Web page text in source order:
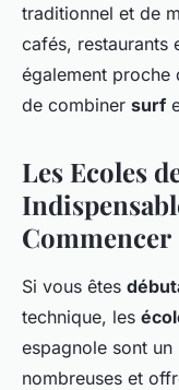
traditionnel et de
cafés, restaurants
également proche
de combiner surf
Les Ecoles
Commencer
Si vous êtes
technique, les
espagnole sont
nombreuses et